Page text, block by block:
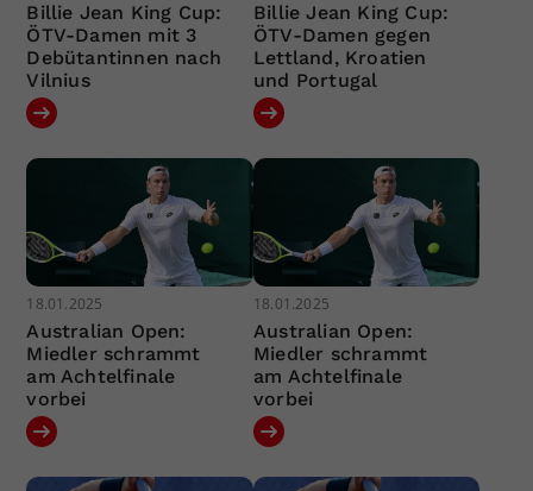
Billie Jean King Cup:
ÖTV-Damen mit 3
Debütantinnen nach
Vilnius
Billie Jean King Cup:
ÖTV-Damen gegen
Lettland, Kroatien
und Portugal
18.01.2025
Australian Open:
Miedler schrammt
am Achtelfinale
vorbei
18.01.2025
Australian Open:
Miedler schrammt
am Achtelfinale
vorbei